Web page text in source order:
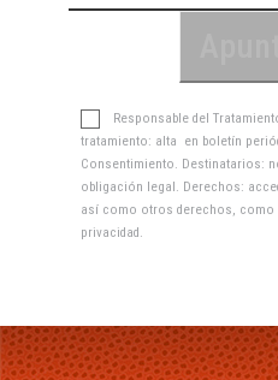
Responsable del
tratamiento: alta en boletín
Consentimiento. Destinatarios:
obligación legal. Derechos:
así como otros derechos, como
privacidad .